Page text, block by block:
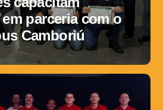
parceria com o
Camboriú